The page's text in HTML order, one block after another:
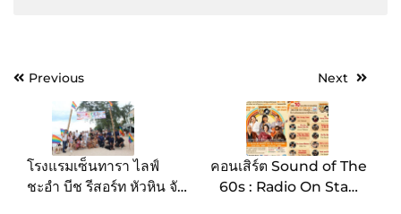
PostPrevious
โรงแรมเซ็นทารา ไลฟ์
ชะอำ บีช รีสอร์ท หัวหิน จับ
Next
คอนเสิร์ต Sound of The
60s : Radio On Stage